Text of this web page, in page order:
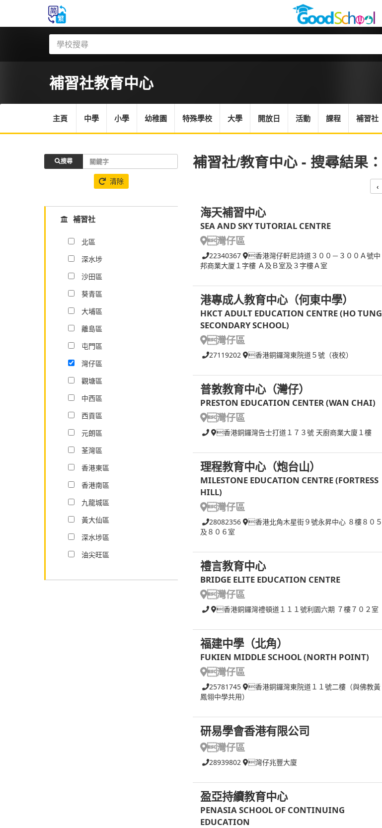
補習社教育中心
主頁 中學 小學 幼稚園 特殊學校 大學 開放日 活動 課程 補習社
補習社/教育中心 - 搜尋結果：
‹
海天補習中心
SEA AND SKY TUTORIAL CENTRE
灣仔區
22340367
香港灣仔軒尼詩道３００－３００Ａ號中
邦商業大厦１字樓 Ａ及Ｂ室及３字樓Ａ室
港專成人教育中心（何東中學）
HKCT ADULT EDUCATION CENTRE (HO TUNG
SECONDARY SCHOOL)
灣仔區
27119202 香港銅鑼灣東院道５號（夜校）
普敦教育中心（灣仔）
PRESTON EDUCATION CENTER (WAN CHAI)
灣仔區
香港銅鑼灣告士打道１７３號 天廚商業大廈１樓
理程教育中心（炮台山）
MILESTONE EDUCATION CENTRE (FORTRESS
HILL)
灣仔區
28082356
香港北角木星街９號永昇中心 ８樓８０５
及８０６室
禮言教育中心
BRIDGE ELITE EDUCATION CENTRE
灣仔區
香港銅鑼灣禮頓道１１１號利園六期 ７樓７０２室
福建中學（北角）
FUKIEN MIDDLE SCHOOL (NORTH POINT)
灣仔區
25781745
香港銅鑼灣東院道１１號二樓（與佛教黃
鳳翎中學共用）
研易學會香港有限公司
灣仔區
28939802 灣仔兆豐大廈
盈亞持續教育中心
PENASIA SCHOOL OF CONTINUING
EDUCATION
搜尋
清除
補習社
北區
深水埗
沙田區
葵青區
大埔區
離島區
屯門區
灣仔區
觀塘區
中西區
西貢區
元朗區
荃灣區
香港東區
香港南區
九龍城區
黃大仙區
深水埗區
油尖旺區